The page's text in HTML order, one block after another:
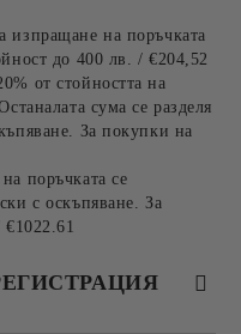
на поръчката
до 400 лв. / €204,52
от стойността на
сума се разделя
За покупки на
поръчката се
с оскъпяване. За